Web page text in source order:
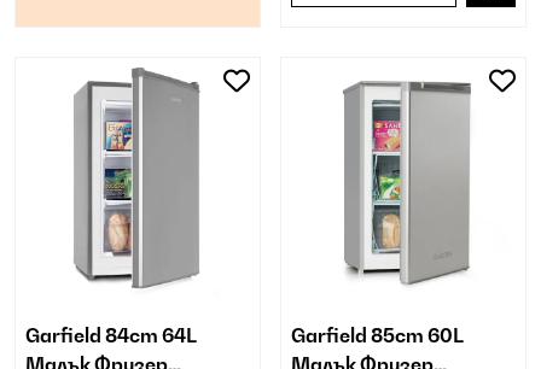
Garfield 84cm 64L
Garfield 85cm 60L